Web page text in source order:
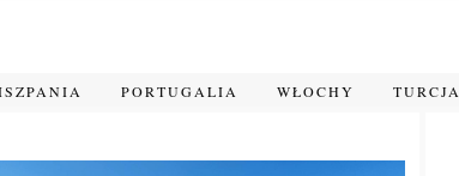
PORTUGALIA WŁOCHY TURCJA